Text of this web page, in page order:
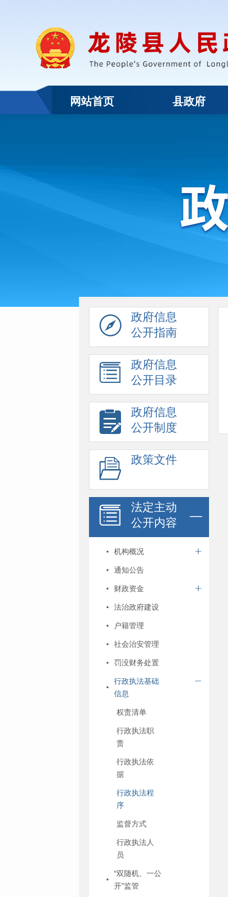
网站首页 县政府
政府信息
公开指南
政府信息
公开目录
政府信息
公开制度
政策文件
法定主动
公开内容
机构概况
通知公告
财政资金
法治政府建设
户籍管理
社会治安管理
罚没财务处置
行政执法基础
信息
权责清单
行政执法职
责
行政执法依
据
行政执法程
序
监督方式
行政执法人
员
“双随机、一公
开”监管